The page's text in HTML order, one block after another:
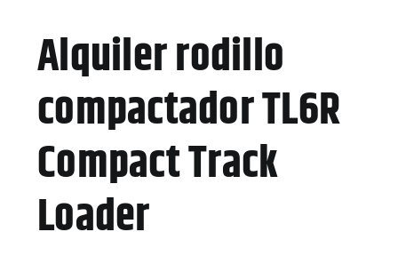
Alquiler rodillo
compactador TL6R
Compact Track
Loader